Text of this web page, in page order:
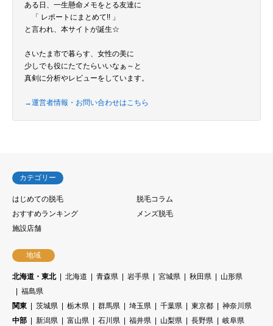
ある日、一生懸命メモをとる友達に
「 レポートにまとめて!! 」
と言われ、本サイトが誕生☆
さいたま市で暮らす、女性の美に
少しでも役にたてたらいいなぁ～と
真剣に分析やレビューをしています。
→運営者情報・お問い合わせはこちら
カテゴリー
はじめての脱毛
脱毛コラム
おすすめランキング
メンズ脱毛
施設店舗
地域
北海道・東北 北海道 青森県 岩手県 宮城県 秋田県
山形県
福島県
関東
茨城県 栃木県 群馬県 埼玉県 千葉県 東京都
神奈川県
中部
新潟県 富山県 石川県 福井県 山梨県 長野県 岐阜県